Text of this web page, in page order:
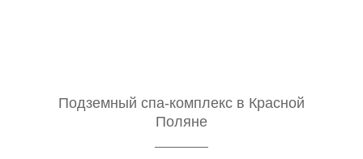
Подземный спа-комплекс в Красной
Поляне